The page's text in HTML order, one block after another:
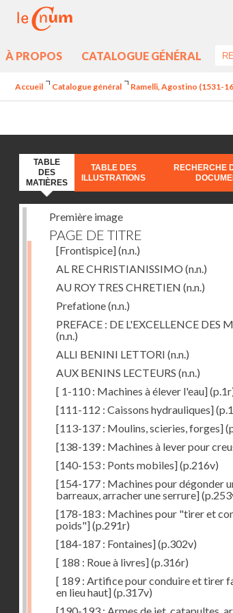
À PROPOS CATALOGUE GÉNÉRAL
Accueil Catalogue général Ramelli, Agostino (1531-
TABLE
DES
MATIÈRES
TABLE DES
ILLUSTRATIONS
RECHERCHE
Première image
PAGE DE TITRE
[Frontispice](n.n.)
AL RE CHRISTIANISSIMO (n.n.)
AU ROY TRES CHRETIEN (n.n.)
Prefatione(n.n.)
PREFACE : DE L'EXCELLENCE DES
(n.n.)
ALLI BENINI LETTORI (n.n.)
AUX BENINS LECTEURS (n.n.)
[ 1-110 : Machines à élever l'eau]
[111-112 : Caissons hydrauliques]
[113-137 : Moulins, scieries, forges]
[138-139 : Machines à lever pour
[140-153 : Ponts mobiles](p.216v)
[154-177 : Machines pour dégonder
barreaux, arracher une serrure]
[178-183 : Machines pour "tirer et
poids"](p.291r)
[184-187 : Fontaines](p.302v)
[ 188 : Roue à livres](p.316r)
[ 189 : Artifice pour conduire et tirer
en lieu haut](p.317v)